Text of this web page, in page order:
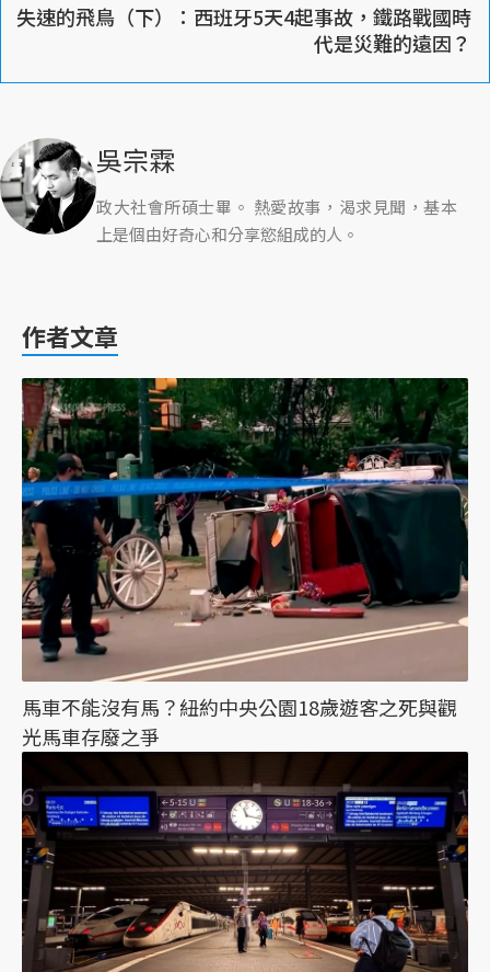
失速的飛鳥（下）：西班牙5天4起事故，鐵路戰國時
代是災難的遠因？
吳宗霖
政大社會所碩士畢。 熱愛故事，渴求見聞，基本
上是個由好奇心和分享慾組成的人。
作者文章
馬車不能沒有馬？紐約中央公園18歲遊客之死與觀
光馬車存廢之爭